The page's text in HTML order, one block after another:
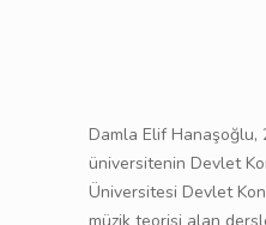
Damla Elif Hanaşoğlu,
üniversitenin Devlet
Üniversitesi Devlet